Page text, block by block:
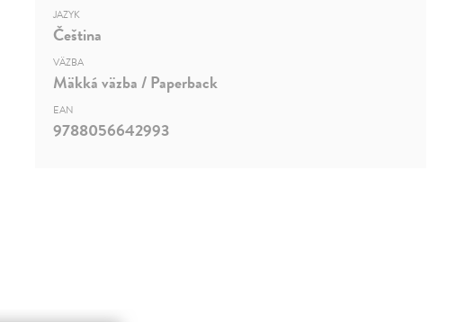
JAZYK
Čeština
VÄZBA
Mäkká väzba / Paperback
EAN
9788056642993